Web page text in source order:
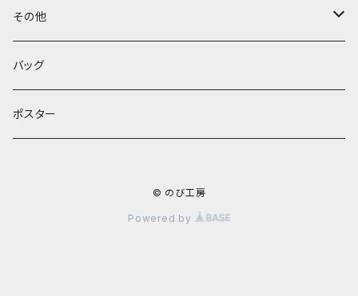
キーホルダー
バッグ
その他
フェルト
バッグ
ポスター
© のび工房
Powered by